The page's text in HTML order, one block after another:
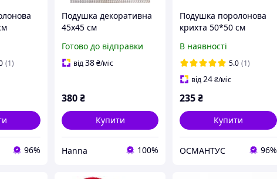
(1)
96%
Подушка декоративна
45х45 см
Готово до відправки
від38₴/міс
380₴
Купити
Hanna 100%
Подушка поролонова
крихта 50*50 см
В наявності
5.0 (1)
від24₴/міс
235₴
Купити
ОСМАНТУС 96%